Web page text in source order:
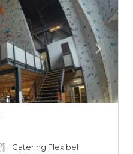
Catering Flexibel